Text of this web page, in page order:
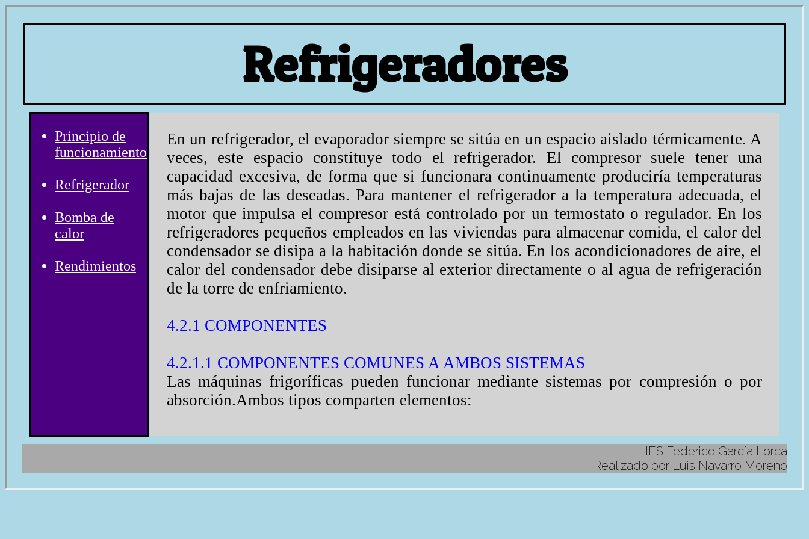
Refrigeradores
Principio de
funcionamiento
Refrigerador
Bomba de
calor
Rendimientos
En un refrigerador, el evaporador siempre se sitúa en un espacio aislado térmicamente. A
veces, este espacio constituye todo el refrigerador. El compresor suele tener una
capacidad excesiva, de forma que si funcionara continuamente produciría temperaturas
más bajas de las deseadas. Para mantener el refrigerador a la temperatura adecuada, el
motor que impulsa el compresor está controlado por un termostato o regulador. En los
refrigeradores pequeños empleados en las viviendas para almacenar comida, el calor del
condensador se disipa a la habitación donde se sitúa. En los acondicionadores de aire, el
calor del condensador debe disiparse al exterior directamente o al agua de refrigeración
de la torre de enfriamiento.
4.2.1 COMPONENTES
4.2.1.1 COMPONENTES COMUNES A AMBOS SISTEMAS
Las máquinas frigoríficas pueden funcionar mediante sistemas por compresión o por
absorción.Ambos tipos comparten elementos:
tener muchos diseños, pero los más comunes están
constituidos porlargas tuberíasde un material buen
IES Federico García Lorca
Realizado por Luis Navarro Moreno